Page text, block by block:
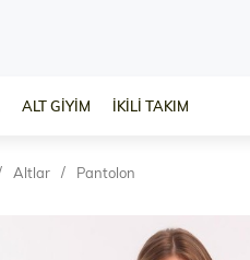
ALT GİYİM İKİLİ TAKIM
Altlar Pantolon